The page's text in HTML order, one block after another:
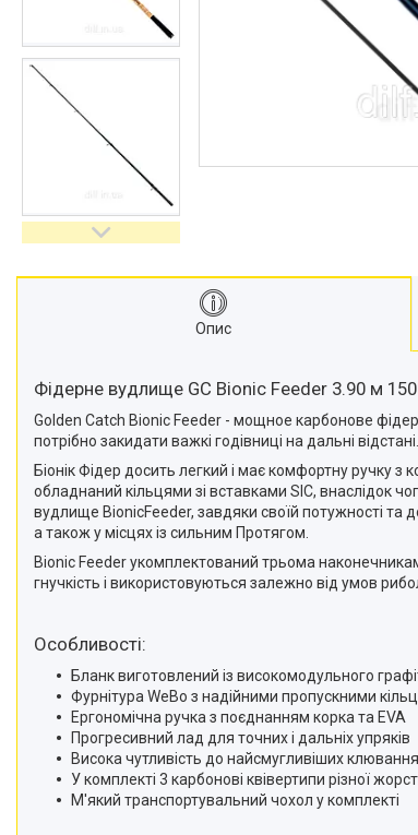
Опис
Фідерне вудлище GC Bionic Feeder 3.90 м 150
Golden Catch Bionic Feeder - мощное карбонове
потрібно закидати важкі годівниці на дальні відстані.
Біонік Фідер досить легкий і має комфортну ручку з
обладнаний кільцями зі вставками SIC, внаслідок
вудлище BionicFeeder, завдяки своїй потужності та
а також у місцях із сильним Протягом.
Bionic Feeder укомплектований трьома
гнучкість і використовуються залежно від умов
Особливості:
Бланк виготовлений із високомодульного
Фурнітура WeBo з надійними пропускними
Ергономічна ручка з поєднанням корка та EVA
Прогресивний лад для точних і дальніх упряків
Висока чутливість до найсмугливіших
У комплекті 3 карбонові квівертипи різної
М'який транспортувальний чохол у комплекті